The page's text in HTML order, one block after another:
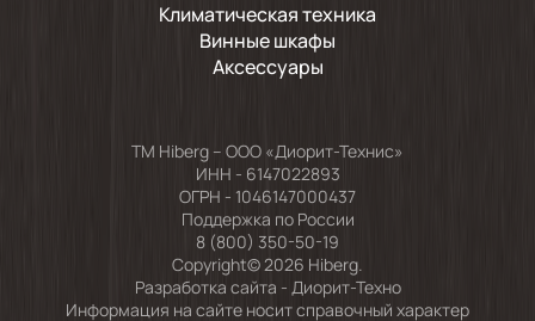
Климатическая техника
Винные шкафы
Аксессуары
TM Hiberg – ООО «Диорит-Технис»
ИНН - 6147022893
ОГРН - 1046147000437
Поддержка по России
8 (800) 350-50-19
Copyright© 2026 Hiberg.
Разработка сайта - Диорит-Техно
Информация на сайте носит справочный характер